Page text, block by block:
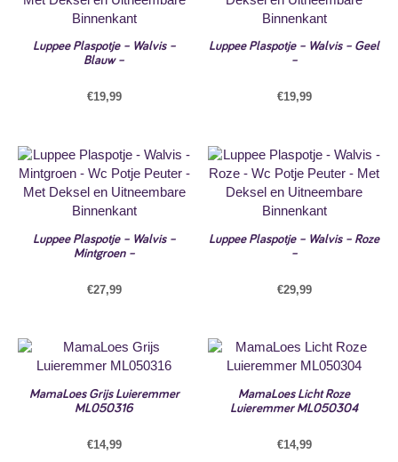
Luppee Plaspotje – Walvis –
Blauw –
€19,99
Luppee Plaspotje – Walvis – Geel
–
€19,99
Luppee Plaspotje – Walvis –
Mintgroen –
€27,99
Luppee Plaspotje – Walvis – Roze
–
€29,99
MamaLoes Grijs Luieremmer
ML050316
€14,99
MamaLoes Licht Roze
Luieremmer ML050304
€14,99